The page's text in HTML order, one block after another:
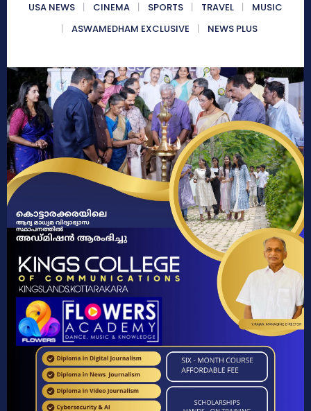
USA NEWS CINEMA SPORTS TRAVEL
MUSIC
ASWAMEDHAM EXCLUSIVE
NEWS PLUS